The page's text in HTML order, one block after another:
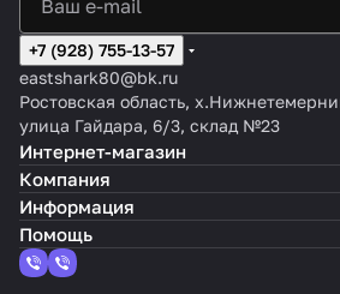
+7 (928) 755-13-57
eastshark80@bk.ru
Ростовская область,
улица Гайдара, 6/3, склад №23
Интернет-магазин
Компания
Информация
Помощь